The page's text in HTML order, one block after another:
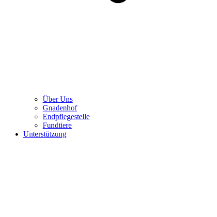
Über Uns
Gnadenhof
Endpflegestelle
Fundtiere
Unterstützung